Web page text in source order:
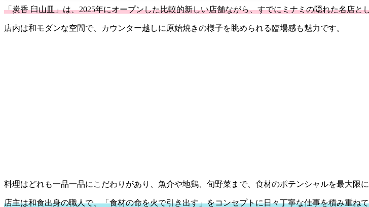
「炭香 臼山皿」は、2025年にオープンした比較的新しい店舗ながら、すでにミナミの隠れた名店と
店内は和モダンな空間で、カウンター越しに原始焼きの様子を眺められる臨場感も魅力です。
料理はどれも一品一品にこだわりがあり、魚介や地鶏、旬野菜まで、食材のポテンシャルを最大限
店主は和食出身の職人で、「食材の命を火で引き出す」をコンセプトに日々丁寧な仕事を積み重ね